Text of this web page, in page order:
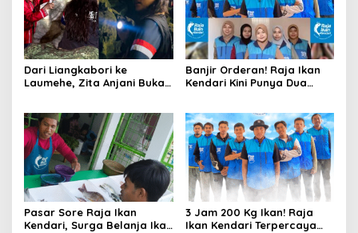
Dari Liangkabori ke
Laumehe, Zita Anjani Buka
Banjir Orderan! Raja Ikan
Kendari Kini Punya Dua
Pasar Sore Raja Ikan
Kendari, Surga Belanja Ikan
3 Jam 200 Kg Ikan! Raja
Ikan Kendari Terpercaya